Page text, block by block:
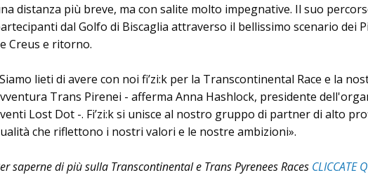
distanza più breve, ma con salite molto impegnative. Il suo
dal Golfo di Biscaglia attraverso il bellissimo scenario dei
Creus e ritorno.
lieti di avere con noi fi’zi:k per la Transcontinental Race e la
Trans Pirenei - afferma Anna Hashlock, presidente
Lost Dot -. Fi’zi:k si unisce al nostro gruppo di partner di alto
che riflettono i nostri valori e le nostre ambizioni».
saperne di più sulla Transcontinental e Trans Pyrenees Races CLICCATE